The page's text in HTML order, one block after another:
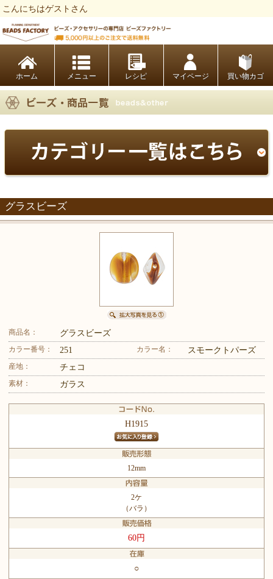
こんにちはゲストさん
ホーム レシピ マイページ 買い物カゴ
グラスビーズ
商品名： グラスビーズ
カラー番号： 251 カラー名： スモークトパーズ
産地： チェコ
素材： ガラス
H1915
12mm
2ケ
（バラ）
60円
○